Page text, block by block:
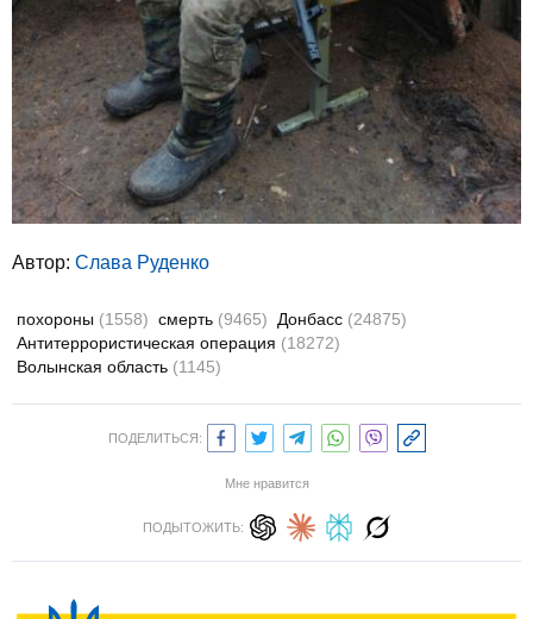
Автор: Слава Руденко
похороны (1558) смерть (9465) Донбасс (24875)
Антитеррористическая операция (18272)
Волынская область (1145)
ПОДЕЛИТЬСЯ:
Мне нравится
ПОДЫТОЖИТЬ: